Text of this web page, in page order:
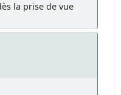
la prise de vue